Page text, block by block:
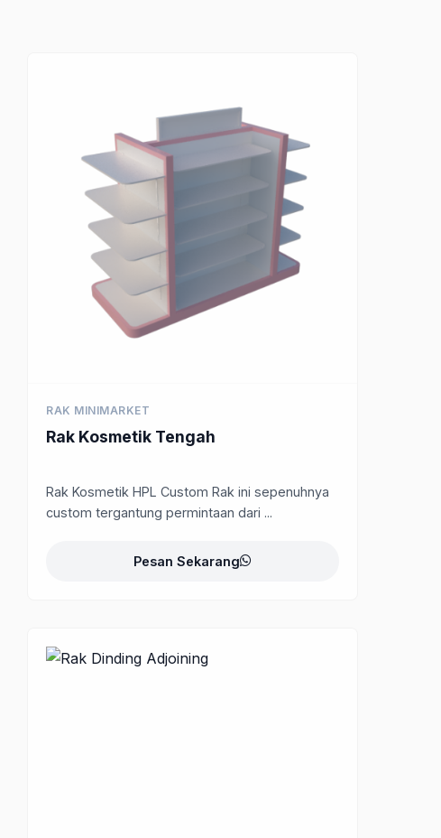
RAK MINIMARKET
Rak Kosmetik Tengah
Rak Kosmetik HPL Custom Rak ini sepenuhnya
custom tergantung permintaan dari ...
Pesan Sekarang